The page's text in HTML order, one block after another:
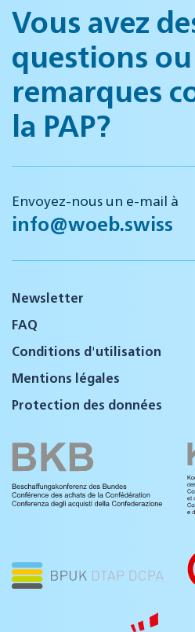
Vous avez
questions
remarques
la PAP?
Envoyez-nous un e-mail à
info@woeb.swiss
Newsletter
FAQ
Conditions d'utilisation
Mentions légales
Protection des données